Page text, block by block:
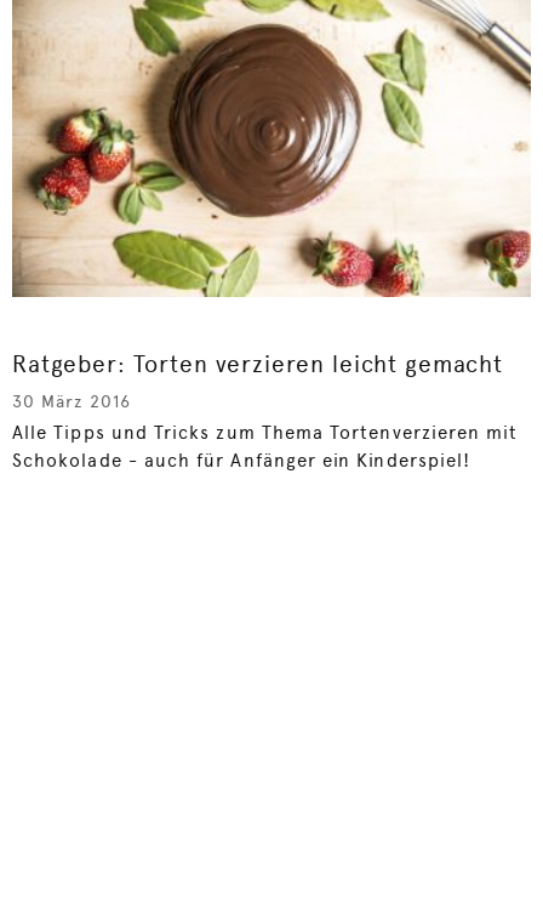
Ratgeber: Torten verzieren leicht gemacht
30 März 2016
Alle Tipps und Tricks zum Thema Tortenverzieren mit
Schokolade - auch für Anfänger ein Kinderspiel!